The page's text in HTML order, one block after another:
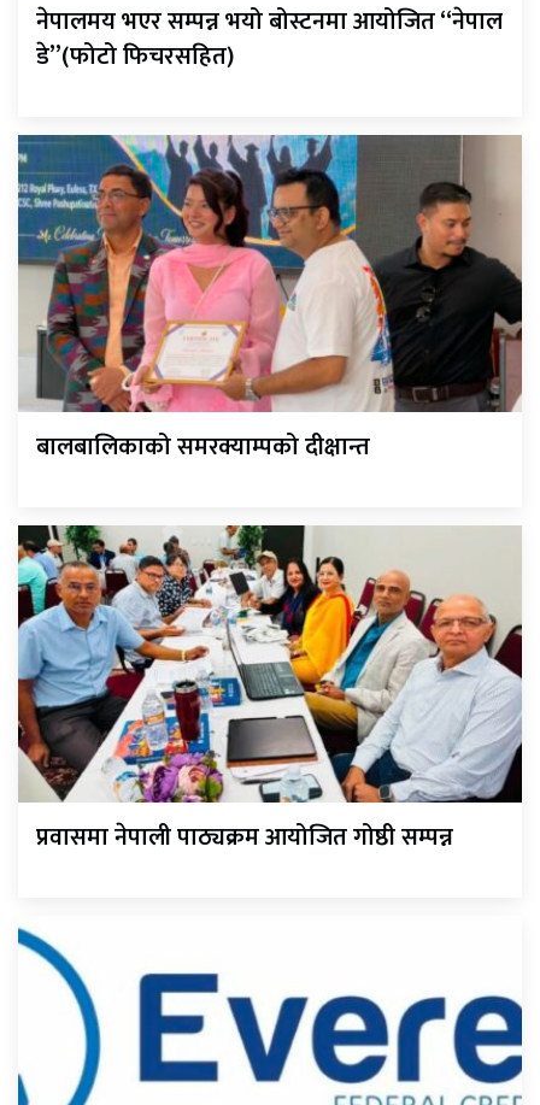
नेपालमय भएर सम्पन्न भयो बोस्टनमा आयोजित “नेपाल
डे”(फोटो फिचरसहित)
बालबालिकाको समरक्याम्पको दीक्षान्त
प्रवासमा नेपाली पाठ्यक्रम आयोजित गोष्ठी सम्पन्न